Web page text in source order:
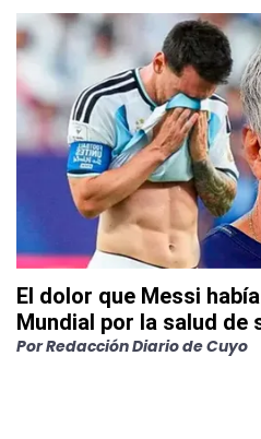
El dolor que Messi
Mundial por la salud de
PorRedacción Diario de Cuyo